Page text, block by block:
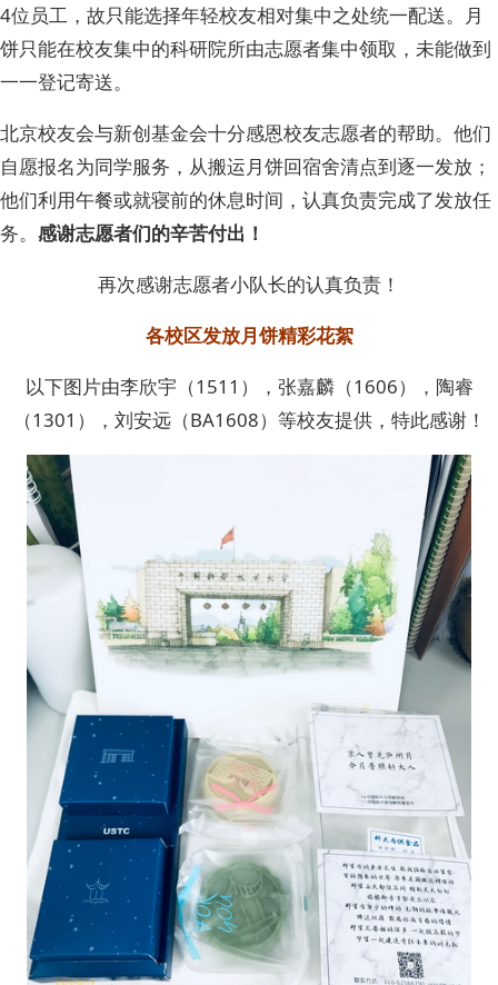
4位员工，故只能选择年轻校友相对集中之处统一配送。月
饼只能在校友集中的科研院所由志愿者集中领取，未能做到
一一登记寄送。
北京校友会与新创基金会十分感恩校友志愿者的帮助。他们
自愿报名为同学服务，从搬运月饼回宿舍清点到逐一发放；
他们利用午餐或就寝前的休息时间，认真负责完成了发放任
务。 感谢志愿者们的辛苦付出！
再次感谢志愿者小队长的认真负责！
各校区发放月饼精彩花絮
以下图片由李欣宇（1511），张嘉麟（1606），陶睿
（1301），刘安远（BA1608）等校友提供，特此感谢！